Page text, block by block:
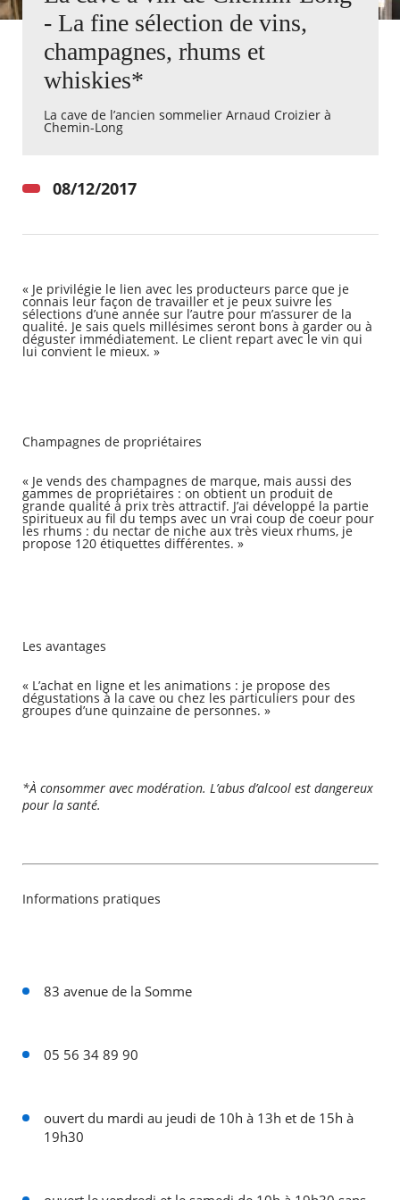
Agenda
Actualités
Kiosque
Espace de services en ligne
- La fine sélection de vins,
champagnes, rhums et
whiskies*
La cave de l’ancien sommelier Arnaud Croizier à
Chemin-Long
08/12/2017
« Je privilégie le lien avec les producteurs parce que je
connais leur façon de travailler et je peux suivre les
sélections d’une année sur l’autre pour m’assurer de la
qualité. Je sais quels millésimes seront bons à garder ou à
déguster immédiatement. Le client repart avec le vin qui
lui convient le mieux. »
Champagnes de propriétaires
« Je vends des champagnes de marque, mais aussi des
gammes de propriétaires : on obtient un produit de
grande qualité à prix très attractif. J’ai développé la partie
spiritueux au fil du temps avec un vrai coup de coeur pour
les rhums : du nectar de niche aux très vieux rhums, je
propose 120 étiquettes différentes. »
Les avantages
« L’achat en ligne et les animations : je propose des
dégustations à la cave ou chez les particuliers pour des
groupes d’une quinzaine de personnes. »
*À consommer avec modération. L’abus d’alcool est dangereux
pour la santé.
Informations pratiques
83 avenue de la Somme
05 56 34 89 90
ouvert du mardi au jeudi de 10h à 13h et de 15h à
19h30